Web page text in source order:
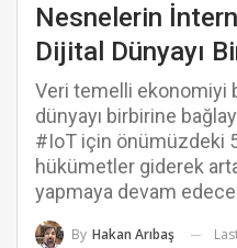
Nesnelerin
Dijital Dünyayı
Veri temelli ekonomiyi
dünyayı birbirine
#IoT için önümüzdeki
hükümetler giderek
yapmaya devam
By Hakan Arıbaş